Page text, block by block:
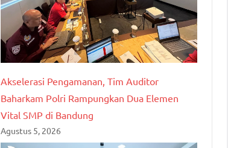
Akselerasi Pengamanan, Tim Auditor
Baharkam Polri Rampungkan Dua Elemen
Vital SMP di Bandung
Agustus 5, 2026